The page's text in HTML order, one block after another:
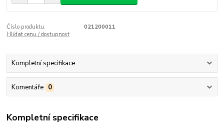
Číslo produktu:
021200011
Hlídat cenu / dostupnost
Kompletní specifikace
Komentáře 0
Kompletní specifikace